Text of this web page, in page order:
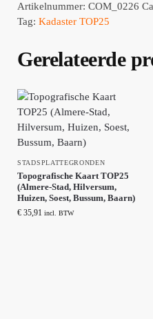
Artikelnummer: COM_0226
Tag: Kadaster TOP25
Gerelateerde
STADSPLATTEGRONDEN
Topografische Kaart TOP25
(Almere-Stad, Hilversum,
Huizen, Soest, Bussum, Baarn)
€ 35,91 incl. BTW